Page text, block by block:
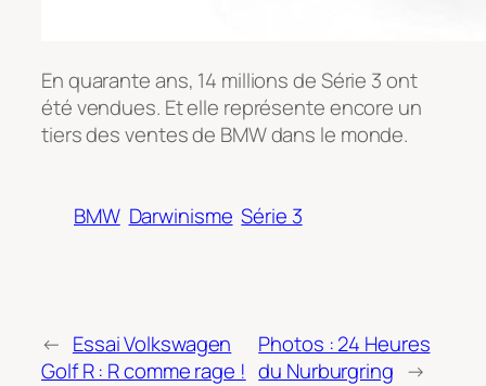
En quarante ans, 14 millions de Série 3 ont
été vendues. Et elle représente encore un
tiers des ventes de BMW dans le monde.
BMW Darwinisme Série 3
← Essai Volkswagen
Golf R : R comme rage !
Photos : 24 Heures
du Nurburgring →